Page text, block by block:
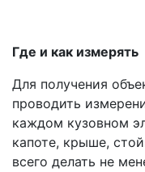
Где и как измерять
Для получения
проводить
каждом кузовном
капоте, крыше,
всего делать не